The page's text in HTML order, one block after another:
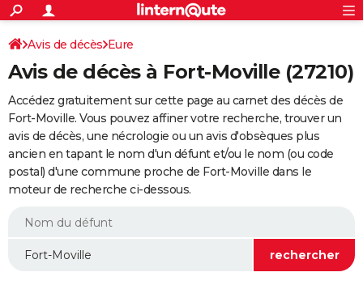
ACTUALITÉS
Politique
Société
Faits Divers
Education
Monde
Villes
+
SPORT
Coupe du monde 2026
Football
Tennis
Cyclisme
Rugby
Forum
Programme TV
TNT
Streaming
Cinéma
Sorties cinéma
Musique
+
FINANCE
Retraite
Impôts
Epargne
Immobilier
Risques naturels par ville
Banque
Assurance
Crédit
AUTO
Essais
Réserver un essai
Citadines
Berlines
SUV
Forum auto
+HIGH-TECH
BRICOLAGE
WEEK-END
Avis de décès Eure
Avis de décès à Fort-Moville (27210)
Accédez gratuitement sur cette page au carnet des décès de
Fort-Moville. Vous pouvez affiner votre recherche, trouver un
avis de décès, une nécrologie ou un avis d'obsèques plus
ancien en tapant le nom d'un défunt et/ou le nom (ou code
postal) d'une commune proche de Fort-Moville dans le
moteur de recherche ci-dessous.